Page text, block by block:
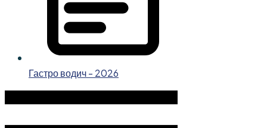
Гастро водич - 2026